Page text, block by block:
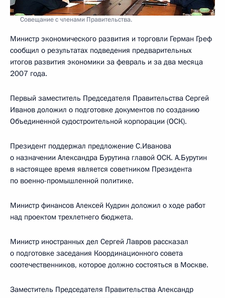
Совещание с членами Правительства.
Министр экономического развития и торговли Герман Греф
сообщил о результатах подведения предварительных
итогов развития экономики за февраль и за два месяца
2007 года.
Первый заместитель Председателя Правительства Сергей
Иванов доложил о подготовке документов по созданию
Объединенной судостроительной корпорации (ОСК).
Президент поддержал предложение С.Иванова
о назначении Александра Бурутина главой ОСК. А.Бурутин
в настоящее время является советником Президента
по военно-промышленной политике.
Министр финансов Алексей Кудрин доложил о ходе работ
над проектом трехлетнего бюджета.
Министр иностранных дел Сергей Лавров рассказал
о подготовке заседания Координационного совета
соотечественников, которое должно состояться в Москве.
Заместитель Председателя Правительства Александр